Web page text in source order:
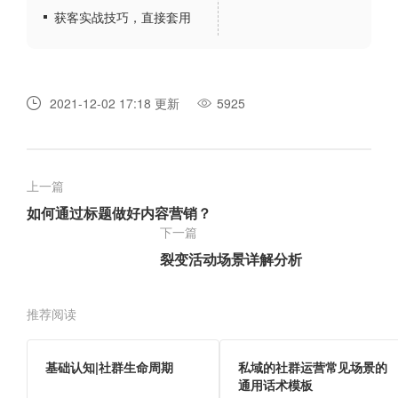
获客实战技巧，直接套用
2021-12-02 17:18 更新 5925
上一篇
如何通过标题做好内容营销？
下一篇
裂变活动场景详解分析
推荐阅读
基础认知|社群生命周期
私域的社群运营常见场景的
通用话术模板